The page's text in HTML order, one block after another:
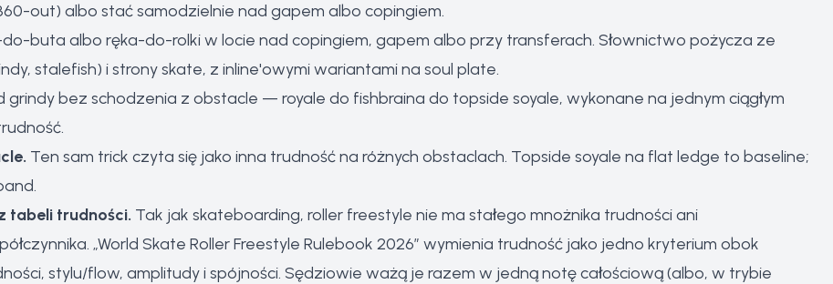
out) albo stać samodzielnie nad gapem albo copingiem.
buta albo ręka-do-rolki w locie nad copingiem, gapem albo przy transferach. Słownictwo pożycza ze
stalefish) i strony skate, z inline'owymi wariantami na soul plate.
grindy bez schodzenia z obstacle — royale do fishbraina do topside soyale, wykonane na jednym ciągłym
Ten sam trick czyta się jako inna trudność na różnych obstaclach. Topside soyale na flat ledge to baseline;
tabeli trudności. Tak jak skateboarding, roller freestyle nie ma stałego mnożnika trudności ani
„World Skate Roller Freestyle Rulebook 2026” wymienia trudność jako jedno kryterium obok
stylu/flow, amplitudy i spójności. Sędziowie ważą je razem w jedną notę całościową (albo, w trybie